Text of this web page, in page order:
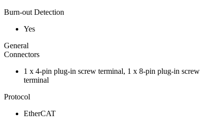
Burn-out Detection
Yes
General
Connectors
1 x 4-pin plug-in screw terminal, 1 x 8-pin plug-in screw
terminal
Protocol
EtherCAT